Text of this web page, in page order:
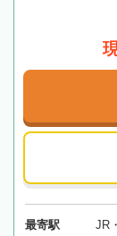
最寄駅 JR